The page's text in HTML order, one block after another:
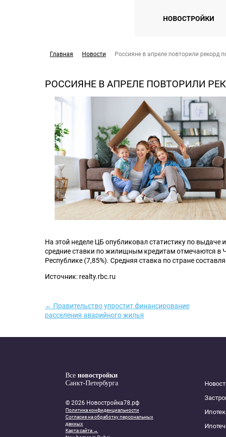
НОВОСТРОЙКИ
Главная Новости Россияне в апреле повторили рекорд
РОССИЯНЕ В АПРЕЛЕ ПОВТОРИЛИ
На этой неделе ЦБ опубликовал статистику по
средние ставки по жилищным кредитам отмечаются в
Республике (7,85%). Средняя ставка по стране
Источник: realty.rbc.ru
← Правительство упростит финансирование
расселения аварийного жилья
Все новостройки
Санкт-Петербурга
© 2026 Новостройка78.рф
Политика конфиденциальности
Согласие на обработку персональных
данных
Карта сайта →